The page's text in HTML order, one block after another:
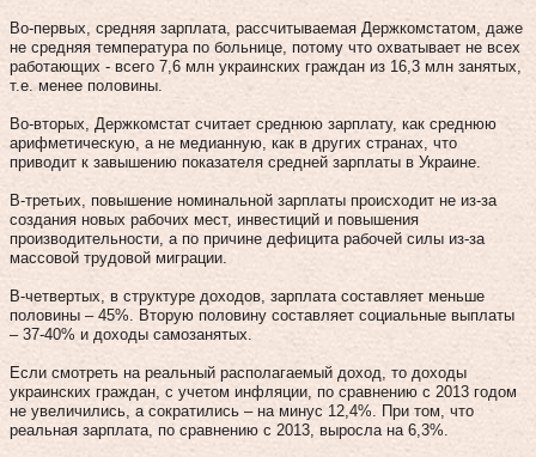
Во-первых, средняя зарплата, рассчитываемая Держкомстатом, даже
не средняя температура по больнице, потому что охватывает не всех
работающих - всего 7,6 млн украинских граждан из 16,3 млн занятых,
т.е. менее половины.
Во-вторых, Держкомстат считает среднюю зарплату, как среднюю
арифметическую, а не медианную, как в других странах, что
приводит к завышению показателя средней зарплаты в Украине.
В-третьих, повышение номинальной зарплаты происходит не из-за
создания новых рабочих мест, инвестиций и повышения
производительности, а по причине дефицита рабочей силы из-за
массовой трудовой миграции.
В-четвертых, в структуре доходов, зарплата составляет меньше
половины – 45%. Вторую половину составляет социальные выплаты
– 37-40% и доходы самозанятых.
Если смотреть на реальный располагаемый доход, то доходы
украинских граждан, с учетом инфляции, по сравнению с 2013 годом
не увеличились, а сократились – на минус 12,4%. При том, что
реальная зарплата, по сравнению с 2013, выросла на 6,3%.